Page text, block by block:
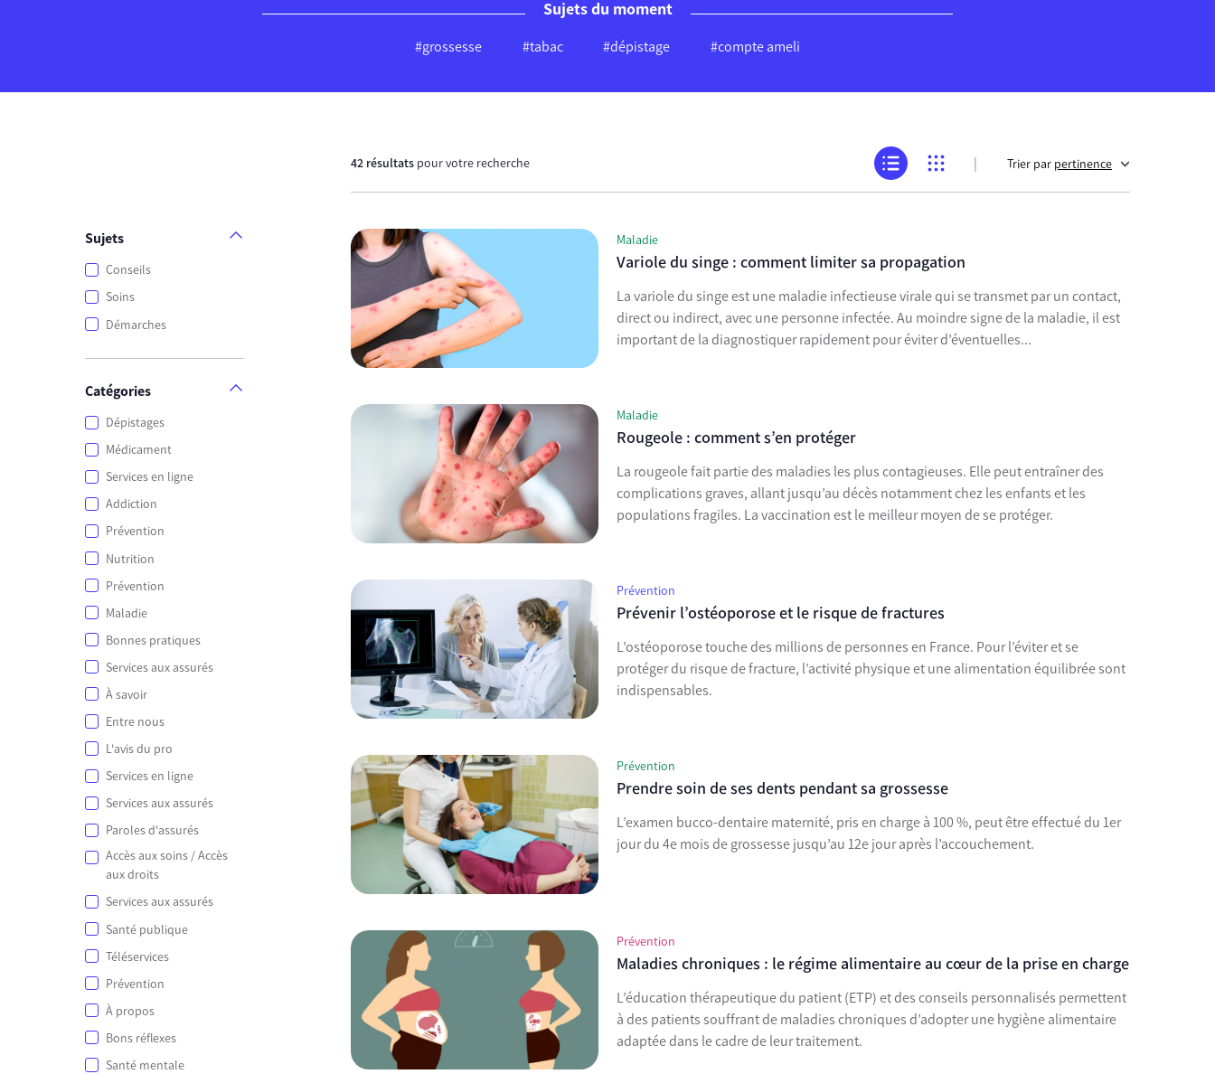
Sujets du moment
#grossesse #tabac #dépistage #compte ameli
Sujets
Conseils
Soins
Démarches
Catégories
Dépistages
Médicament
Services en ligne
Addiction
Prévention
Nutrition
Prévention
Maladie
Bonnes pratiques
Services aux assurés
À savoir
Entre nous
L'avis du pro
Services en ligne
Services aux assurés
Paroles d'assurés
Accès aux soins / Accès
aux droits
Services aux assurés
Santé publique
Téléservices
Prévention
À propos
Bons réflexes
Santé mentale
42 résultats pour votre recherche | Trier par pertinence
Maladie
Variole du singe : comment limiter sa propagation
La variole du singe est une maladie infectieuse virale qui se transmet par un contact,
direct ou indirect, avec une personne infectée. Au moindre signe de la maladie, il est
important de la diagnostiquer rapidement pour éviter d’éventuelles...
Maladie
Rougeole : comment s’en protéger
La rougeole fait partie des maladies les plus contagieuses. Elle peut entraîner des
complications graves, allant jusqu’au décès notamment chez les enfants et les
populations fragiles. La vaccination est le meilleur moyen de se protéger.
Prévention
Prévenir l’ostéoporose et le risque de fractures
L’ostéoporose touche des millions de personnes en France. Pour l’éviter et se
protéger du risque de fracture, l’activité physique et une alimentation équilibrée sont
indispensables.
Prévention
Prendre soin de ses dents pendant sa grossesse
L’examen bucco-dentaire maternité, pris en charge à 100 %, peut être effectué du 1er
jour du 4e mois de grossesse jusqu’au 12e jour après l’accouchement.
Prévention
Maladies chroniques : le régime alimentaire au cœur de la prise en charge
L’éducation thérapeutique du patient (ETP) et des conseils personnalisés permettent
à des patients souffrant de maladies chroniques d’adopter une hygiène alimentaire
adaptée dans le cadre de leur traitement.